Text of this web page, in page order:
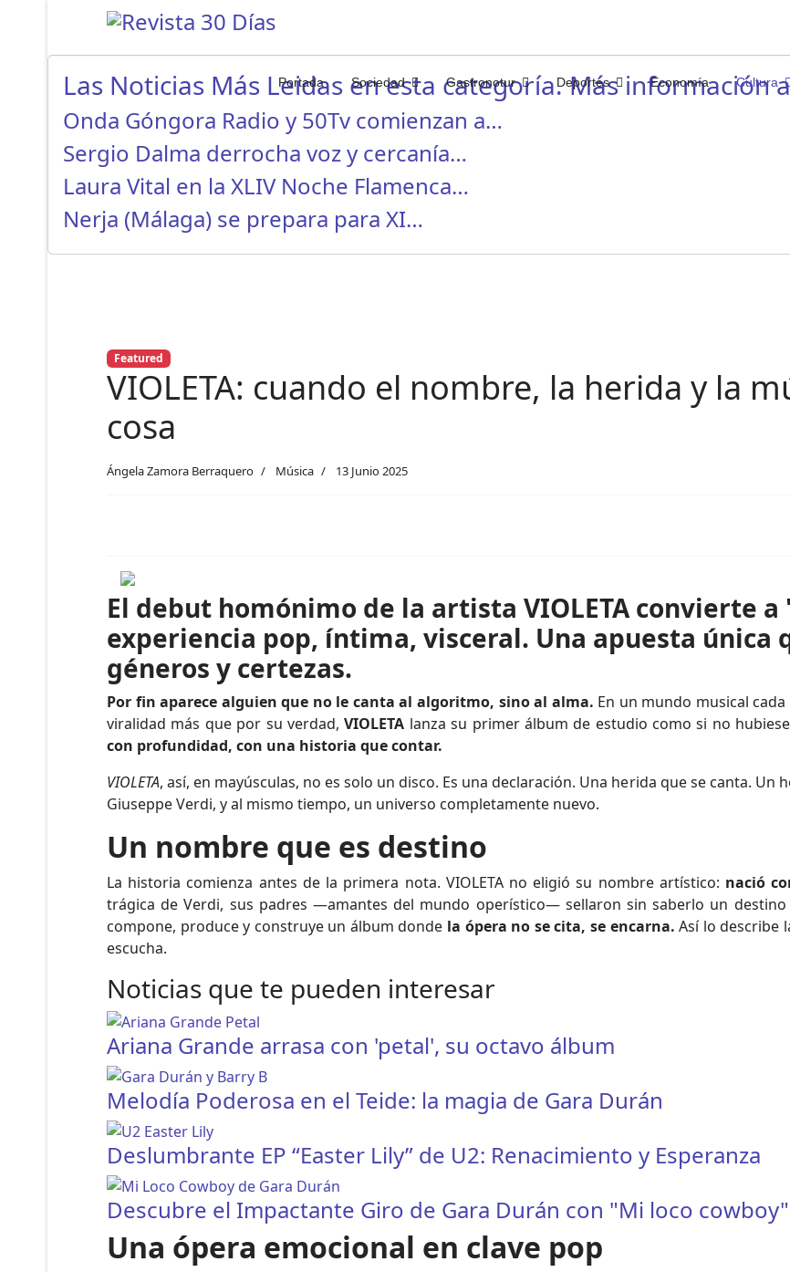
Portada Sociedad Gastronotur Deportes Economía Cultura
Las Noticias Más Leidas en esta categoría. Más información
Onda Góngora Radio y 50Tv comienzan a…
Sergio Dalma derrocha voz y cercanía…
Laura Vital en la XLIV Noche Flamenca…
Nerja (Málaga) se prepara para XI…
Featured
VIOLETA: cuando el nombre, la herida y la
cosa
Ángela Zamora Berraquero Música 13 Junio 2025
El debut homónimo de la artista VIOLETA convierte
experiencia pop, íntima, visceral. Una apuesta única
géneros y certezas.
Por fin aparece alguien que no le canta al algoritmo, sino al alma. En un mundo musical
viralidad más que por su verdad,VIOLETA lanza su primer álbum de estudio como si no
con profundidad, con una historia que contar.
VIOLETA, así, en mayúsculas, no es solo un disco. Es una declaración. Una herida que se canta. Un
Giuseppe Verdi, y al mismo tiempo, un universo completamente nuevo.
Un nombre que es destino
La historia comienza antes de la primera nota. VIOLETA no eligió su nombre artístico: nació
trágica de Verdi, sus padres —amantes del mundo operístico— sellaron sin saberlo un destino
compone, produce y construye un álbum donde la ópera no se cita, se encarna.Así lo describe
escucha.
Noticias que te pueden interesar
Ariana Grande arrasa con 'petal', su octavo álbum
Melodía Poderosa en el Teide: la magia de Gara Durán
Deslumbrante EP “Easter Lily” de U2: Renacimiento y Esperanza
Descubre el Impactante Giro de Gara Durán con "Mi loco cowboy"
Una ópera emocional en clave pop